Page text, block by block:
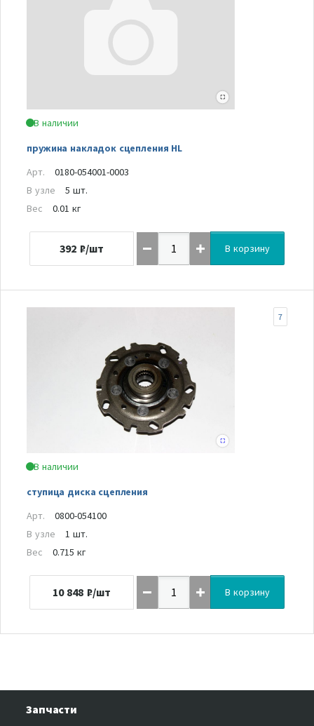
В наличии
пружина накладок сцепления HL
Арт.
0180-054001-0003
В узле
5 шт.
Вес
0.01 кг
392 ₽/шт В корзину
В наличии
ступица диска сцепления
7
Арт.
0800-054100
В узле
1 шт.
Вес
0.715 кг
10 848 ₽/шт В корзину
Запчасти